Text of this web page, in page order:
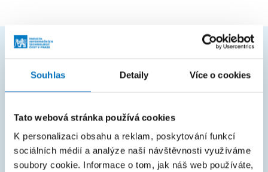
Souhlas Detaily Více o cookies
Tato webová stránka používá cookies
K personalizaci obsahu a reklam, poskytování funkcí
sociálních médií a analýze naší návštěvnosti využíváme
soubory cookie. Informace o tom, jak náš web používáte,
Harmonogram akademického roku
Studijní oddělení
Průvodce studiem
Rozcestník systémů